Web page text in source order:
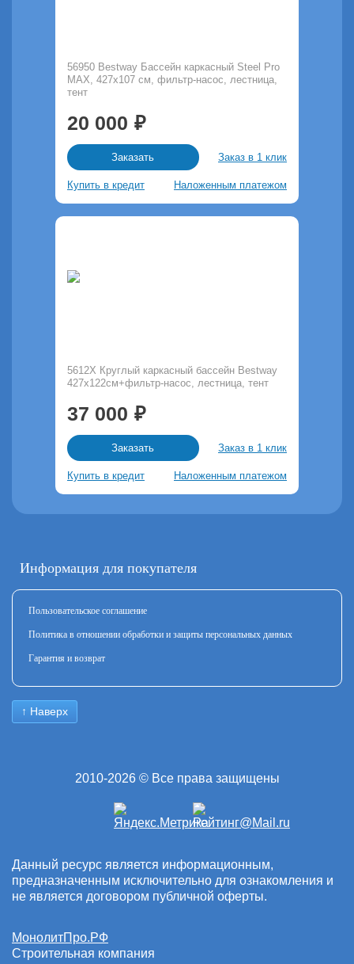
Информация для покупателя
Пользовательское соглашение
Политика в отношении обработки и защиты персональных данных
Гарантия и возврат
↑ Наверх
56950 Bestway Бассейн каркасный Steel Pro
MAX, 427x107 см, фильтр-насос, лестница,
тент
20 000
Заказать Заказ в 1 клик
Купить в кредит Наложенным платежом
5612X Круглый каркасный бассейн Bestway
427х122см+фильтр-насос, лестница, тент
37 000
Заказать Заказ в 1 клик
Купить в кредит Наложенным платежом
2010-2026 © Все права защищены
Данный ресурс является информационным,
предназначенным исключительно для ознакомления и
не является договором публичной оферты.
МонолитПро.РФ
Строительная компания